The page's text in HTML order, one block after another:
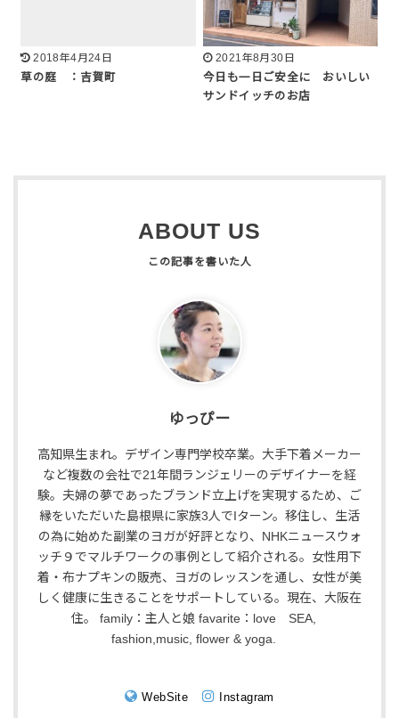
2018年4月24日
草の庭 ：吉賀町
2021年8月30日
今日も一日ご安全に おいしい
サンドイッチのお店
ABOUT US
ゆっぴー
高知県生まれ。デザイン専門学校卒業。大手下着メーカー
など複数の会社で21年間ランジェリーのデザイナーを経
験。夫婦の夢であったブランド立上げを実現するため、ご
縁をいただいた島根県に家族3人でIターン。移住し、生活
の為に始めた副業のヨガが好評となり、NHKニュースウォ
ッチ９でマルチワークの事例として紹介される。女性用下
着・布ナプキンの販売、ヨガのレッスンを通し、女性が美
しく健康に生きることをサポートしている。現在、大阪在
住。 family：主人と娘 favarite：love SEA,
fashion,music, flower & yoga.
WebSite Instagram